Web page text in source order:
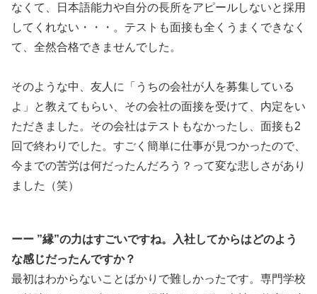
なくて、日本語能力や自分の長所をアピールしないと採用
してくれない・・・。テストも面接も全くうまくできなく
て、全然合格できませんでした。
そのような中、友人に「うちの会社が人を募集している
よ」と教えてもらい、その会社の面接を受けて、内定をい
ただきました。その会社はテストもなかったし、面接も2
回で終わりでした。すごく簡単に仕事が見つかったので、
今までの苦労は何だったんだろう？って変な悲しさがあり
ました（笑）
ーー ”縁”の力はすごいですね。入社してからはどのよう
な感じだったんですか？
最初はわからないことばかりで難しかったです。専門学校